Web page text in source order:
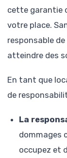
cette garantie
votre place.
responsable
atteindre des
En tant que
de
La
dommages
occupez et